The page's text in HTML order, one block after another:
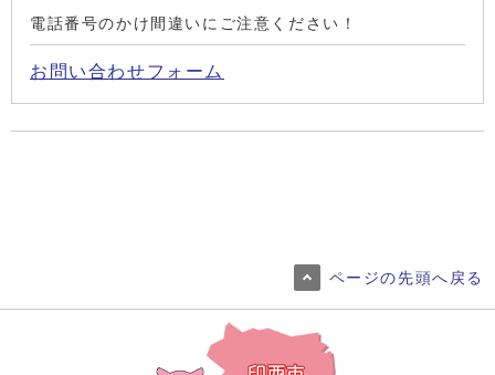
電話番号のかけ間違いにご注意ください！
お問い合わせフォーム
ページの先頭へ戻る